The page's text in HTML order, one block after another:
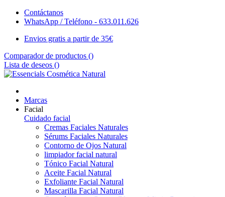
Contáctanos
WhatsApp / Teléfono - 633.011.626
Envios gratis a partir de 35€
Comparador de productos ()
Lista de deseos ()
Marcas
Facial
Cuidado facial
Cremas Faciales Naturales
Sérums Faciales Naturales
Contorno de Ojos Natural
limpiador facial natural
Tónico Facial Natural
Aceite Facial Natural
Exfoliante Facial Natural
Mascarilla Facial Natural